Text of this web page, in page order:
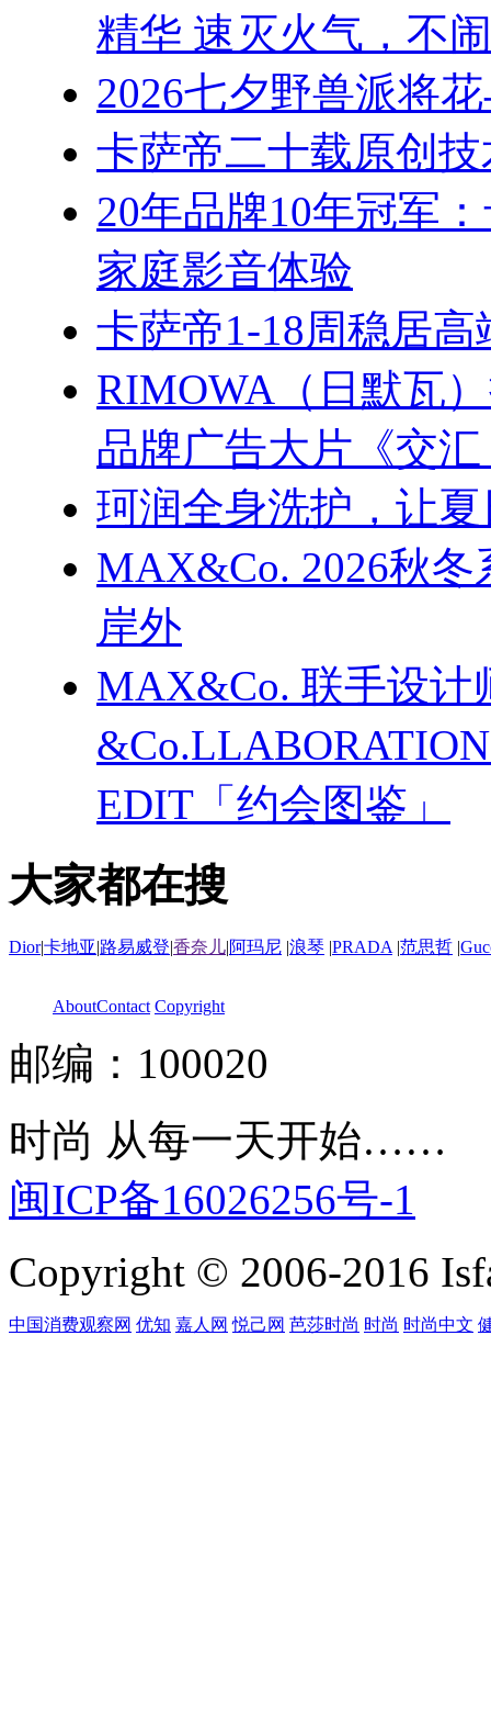
精华 速灭火气，不
2026七夕野兽派将
卡萨帝二十载原创
20年品牌10年冠军
家庭影音体验
卡萨帝1-18周稳居
RIMOWA（日默瓦
品牌广告大片《交
珂润全身洗护，让
MAX&Co. 2026秋
岸外
MAX&Co. 联手设计
EDIT「约会图鉴」
大家都在搜
Dior|卡地亚|路易威登|香奈儿|阿玛尼 |浪琴 |PRADA |范思哲 |
AboutContact Copyright
邮编：100020
时尚 从每一天开始……
闽ICP备16026256号-1
Copyright © 2006-2016
中国消费观察网 优知 嘉人网 悦己网 芭莎时尚 时尚 时尚中文